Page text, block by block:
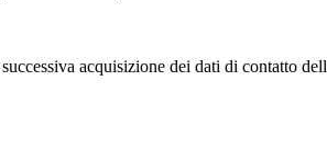
acquisizione dei dati di contatto